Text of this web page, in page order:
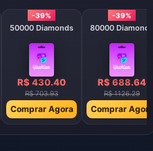
-39%
50000 Diamonds
R$ 430.40
R$ 703.93
Comprar Agora
-39%
80000 Diamonds
R$ 688.64
R$ 1126.29
Comprar Agora